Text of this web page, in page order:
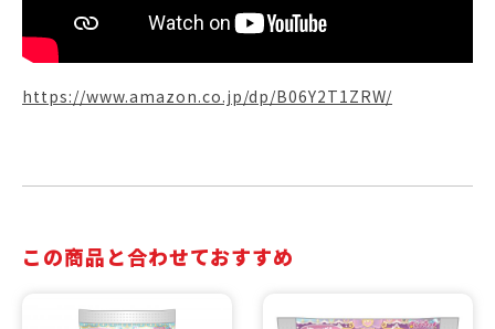
https://www.amazon.co.jp/dp/B06Y2T1ZRW/
この商品と合わせておすすめ